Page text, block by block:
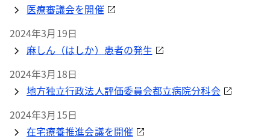
医療審議会を開催
2024年3月19日
麻しん（はしか）患者の発生
2024年3月18日
地方独立行政法人評価委員会都立病院分科会
2024年3月15日
在宅療養推進会議を開催